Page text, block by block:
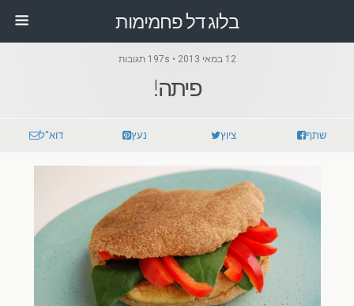
בלוג דל פחמימות
12 במאי 2013 • 197s תגובות
פיתה!
שתף ציוץ נעץ דוא"ל